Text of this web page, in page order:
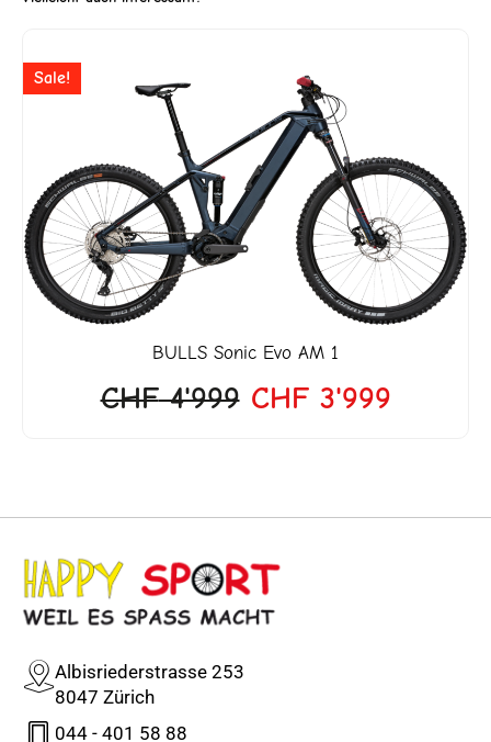
Sale!
BULLS Sonic Evo AM 1
CHF4'999
Preis
war:
CHF 4'999
CHF3'999
CHF
Albisriederstrasse 253
8047 Zürich
044 - 401 58 88